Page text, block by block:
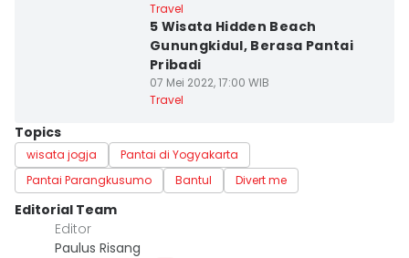
Travel
5 Wisata Hidden Beach
Gunungkidul, Berasa Pantai
Pribadi
07 Mei 2022, 17:00 WIB
Travel
Topics
wisata jogja
Pantai di Yogyakarta
Pantai Parangkusumo
Bantul Divert me
Editorial Team
Editor
Paulus Risang